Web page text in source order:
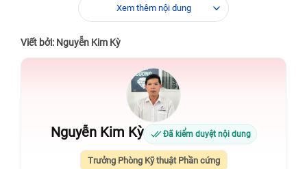
Xem thêm nội dung
Viết bởi: Nguyễn Kim Kỳ
Nguyễn Kim Kỳ Đã kiểm duyệt nội dung
Trưởng Phòng Kỹ thuật Phần cứng